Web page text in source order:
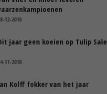
12-2018
jaar geen koeien op Tulip Sale
11-2018
Kolff fokker van het jaar